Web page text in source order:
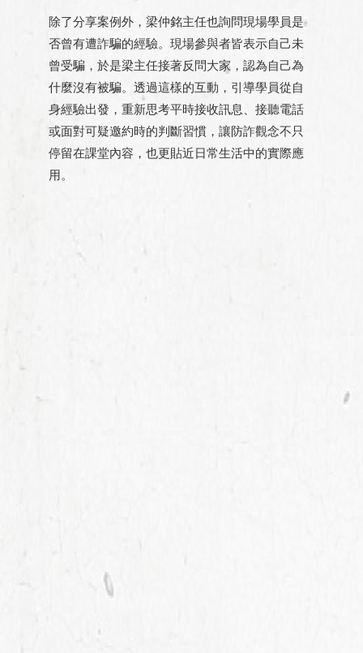
除了分享案例外，梁仲銘主任也詢問現場學員是
否曾有遭詐騙的經驗。現場參與者皆表示自己未
曾受騙，於是梁主任接著反問大家，認為自己為
什麼沒有被騙。透過這樣的互動，引導學員從自
身經驗出發，重新思考平時接收訊息、接聽電話
或面對可疑邀約時的判斷習慣，讓防詐觀念不只
停留在課堂內容，也更貼近日常生活中的實際應
用。